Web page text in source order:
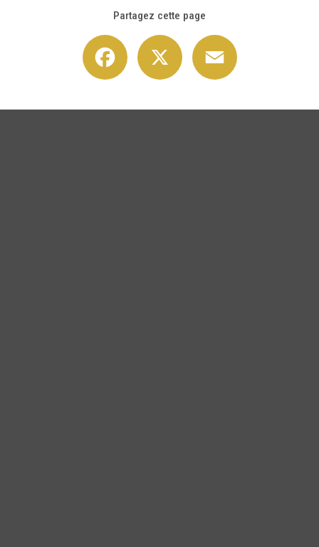
Partagez cette page
Facebook